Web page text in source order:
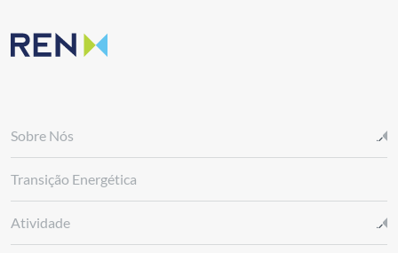
Sobre Nós
Transição Energética
Atividade